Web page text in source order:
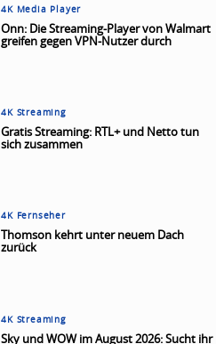
4K Media Player
Onn: Die Streaming-Player von Walmart
greifen gegen VPN-Nutzer durch
4K Streaming
Gratis Streaming: RTL+ und Netto tun
sich zusammen
4K Fernseher
Thomson kehrt unter neuem Dach
zurück
4K Streaming
Sky und WOW im August 2026: Sucht ihr